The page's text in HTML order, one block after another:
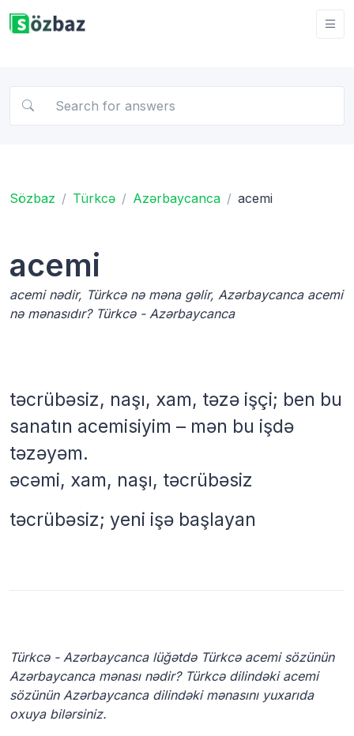
Sözbaz Türkcə Azərbaycanca acemi
acemi
acemi nədir, Türkcə nə məna gəlir, Azərbaycanca acemi
nə mənasıdır? Türkcə - Azərbaycanca
təcrübəsiz, naşı, xam, təzə işçi; ben bu
sanatın acemisiyim – mən bu işdə
təzəyəm.
əcəmi, xam, naşı, təcrübəsiz
təcrübəsiz; yeni işə başlayan
Türkcə - Azərbaycanca lüğətdə Türkcə acemi sözünün
Azərbaycanca mənası nədir? Türkcə dilindəki acemi
sözünün Azərbaycanca dilindəki mənasını yuxarıda
oxuya bilərsiniz.